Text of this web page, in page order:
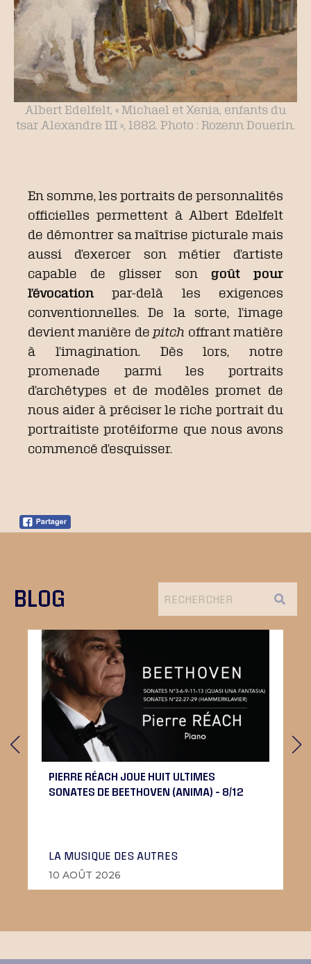
Albert Edelfelt, « Michael et Xenia, enfants du
tsar Alexandre III », 1882. Photo : Rozenn Douerin.
En somme, les portraits de personnalités
officielles permettent à Albert Edelfelt
de démontrer sa maîtrise picturale mais
aussi d’exercer son métier d’artiste
capable de glisser son goût pour
l’évocationpar-delà les exigences
conventionnelles. De la sorte, l’image
devient manière de pitch offrant matière
à l’imagination. Dès lors, notre
promenade parmi les portraits
d’archétypes et de modèles promet de
nous aider à préciser le riche portrait du
portraitiste protéiforme que nous avons
commencé d’esquisser.
BLOG
PIERRE RÉACH JOUE HUIT ULTIMES
SONATES DE BEETHOVEN (ANIMA) – 8/12
LA MUSIQUE DES AUTRES
10 AOÛT 2026